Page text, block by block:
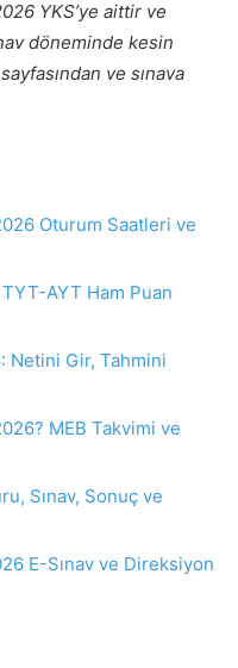
YKS’ye aittir ve
döneminde kesin
ve sınava
Oturum Saatleri ve
AYT Ham Puan
Netini Gir, Tahmini
MEB Takvimi ve
Sınav, Sonuç ve
E-Sınav ve Direksiyon